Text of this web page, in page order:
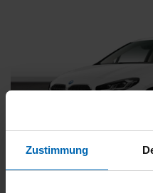
Zustimmung
BMW 225